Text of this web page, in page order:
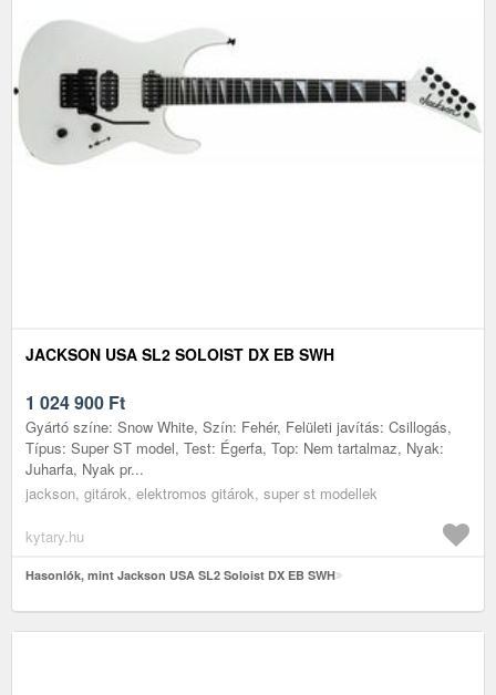
JACKSON USA SL2 SOLOIST DX EB SWH
1 024 900 Ft
Gyártó színe: Snow White, Szín: Fehér, Felületi javítás: Csillogás,
Típus: Super ST model, Test: Égerfa, Top: Nem tartalmaz, Nyak:
Juharfa, Nyak pr...
jackson, gitárok, elektromos gitárok, super st modellek
kytary.hu
Hasonlók, mint Jackson USA SL2 Soloist DX EB SWH